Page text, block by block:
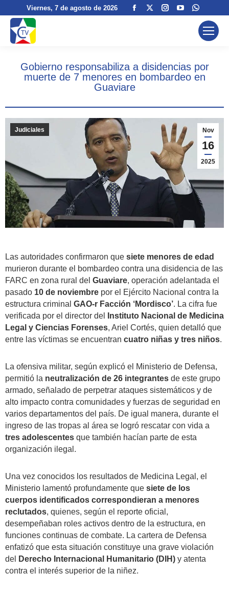
Viernes, 7 de agosto de 2026
Facebook
windowwindow
Instagram
window
YouTube
opens
window
page
opens
window
Gobierno responsabiliza a disidencias por
muerte de 7 menores en bombardeo en
Guaviare
Nov
16
2025
Judiciales
Las autoridades confirmaron que siete menores de edad
murieron durante el bombardeo contra una disidencia de las
FARC en zona rural del Guaviare, operación adelantada el
pasado 10 de noviembre por el Ejército Nacional contra la
estructura criminal GAO-r Facción ‘Mordisco’. La cifra fue
verificada por el director del
Instituto Nacional de Medicina
Legal y Ciencias Forenses, Ariel Cortés, quien detalló que
entre las víctimas se encuentran cuatro niñas y tres niños.
La ofensiva militar, según explicó el Ministerio de Defensa,
permitió la neutralización de 26 integrantes de este grupo
armado, señalado de perpetrar ataques sistemáticos y de
alto impacto contra comunidades y fuerzas de seguridad en
varios departamentos del país. De igual manera, durante el
ingreso de las tropas al área se logró rescatar con vida a
tres adolescentes que también hacían parte de esta
organización ilegal.
Una vez conocidos los resultados de Medicina Legal, el
Ministerio lamentó profundamente que siete de los
cuerpos identificados correspondieran a menores
reclutados, quienes, según el reporte oficial,
desempeñaban roles activos dentro de la estructura, en
funciones continuas de combate. La cartera de Defensa
enfatizó que esta situación constituye una grave violación
del
Derecho Internacional Humanitario (DIH) y atenta
contra el interés superior de la niñez.